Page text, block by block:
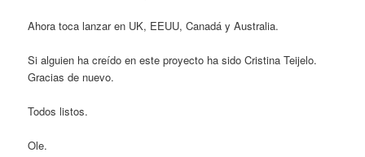
Ahora toca lanzar en UK, EEUU, Canadá y Australia.
Si alguien ha creído en este proyecto ha sido Cristina Teijelo.
Gracias de nuevo.
Todos listos.
Ole.